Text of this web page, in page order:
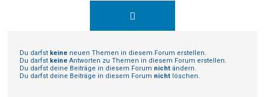
Du darfst keine neuen Themen in diesem Forum erstellen.
Du darfst keine Antworten zu Themen in diesem Forum erstellen.
Du darfst deine Beiträge in diesem Forum nicht ändern.
Du darfst deine Beiträge in diesem Forum nicht löschen.